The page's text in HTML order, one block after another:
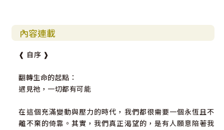
內容連載
❰ 自序 ❱
翻轉生命的起點：
遇見祂，一切都有可能
在這個充滿變動與壓力的時代，我們都很需要一個永恆且不
離不棄的倚靠。其實，我們真正渴望的，是有人願意陪著我